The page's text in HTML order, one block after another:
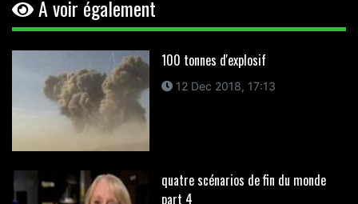
A voir également
100 tonnes d'explosif
12 Dec 2018, 17:13
quatre scénarios de fin du monde
part 4